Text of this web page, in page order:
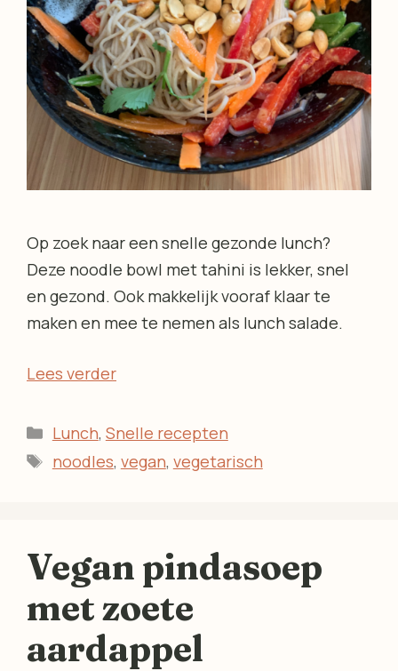
Op zoek naar een snelle gezonde lunch?
Deze noodle bowl met tahini is lekker, snel
en gezond. Ook makkelijk vooraf klaar te
maken en mee te nemen als lunch salade.
Lees verder
Categorieën
Lunch, Snelle recepten
Tags
noodles, vegan, vegetarisch
Vegan pindasoep
met zoete
aardappel